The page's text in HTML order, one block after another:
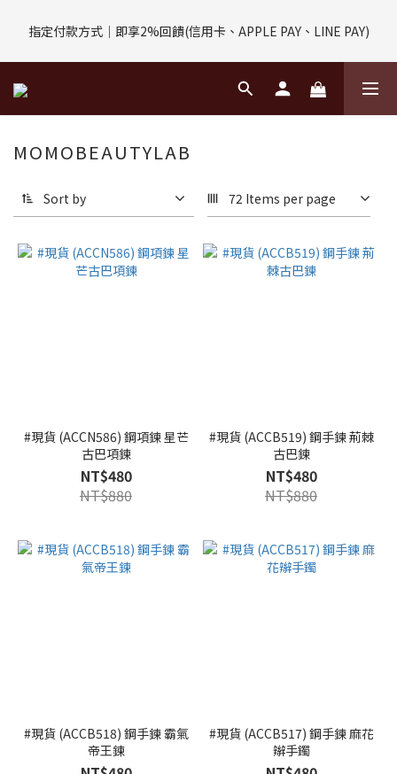
金
指定付款方式｜即享2%回饋(信用卡、APPLE PAY、LINE PAY)
評價回饋｜訂單完成後7天內填寫5字以上評價，即可獲得$30購物
MOMOBEAUTYLAB
Sort by 72 Items per page
#現貨 (ACCN586) 鋼項鍊 星芒
古巴項鍊
NT$480
NT$880
#現貨 (ACCB519) 鋼手鍊 荊棘
古巴鍊
NT$480
NT$880
#現貨 (ACCB518) 鋼手鍊 霸氣
帝王鍊
#現貨 (ACCB517) 鋼手鍊 麻花
辮手鐲